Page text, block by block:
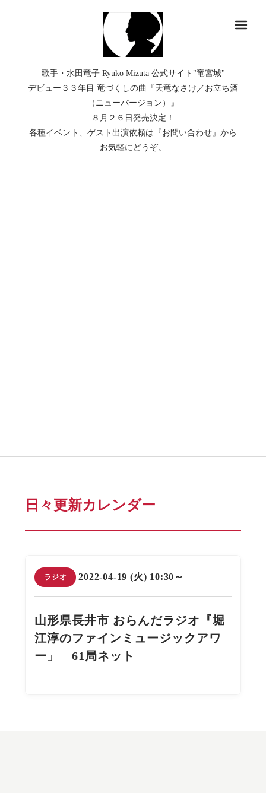
歌手・水田竜子 Ryuko Mizuta 公式サイト"竜宮城"
デビュー３３年目 竜づくしの曲『天竜なさけ／お立ち酒
（ニューバージョン）』
８月２６日発売決定！
各種イベント、ゲスト出演依頼は『お問い合わせ』から
お気軽にどうぞ。
日々更新カレンダー
ラジオ 2022-04-19 (火) 10:30～
山形県長井市 おらんだラジオ『堀
江淳のファインミュージックアワ
ー」 61局ネット